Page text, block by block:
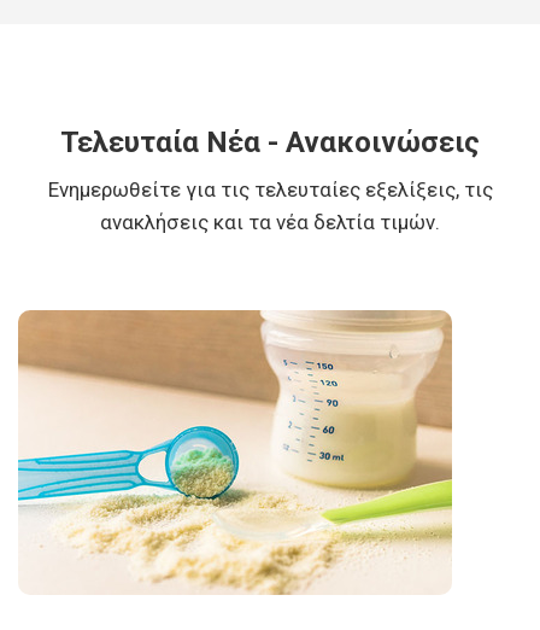
Τελευταία Νέα - Ανακοινώσεις
Ενημερωθείτε για τις τελευταίες εξελίξεις, τις
ανακλήσεις και τα νέα δελτία τιμών.